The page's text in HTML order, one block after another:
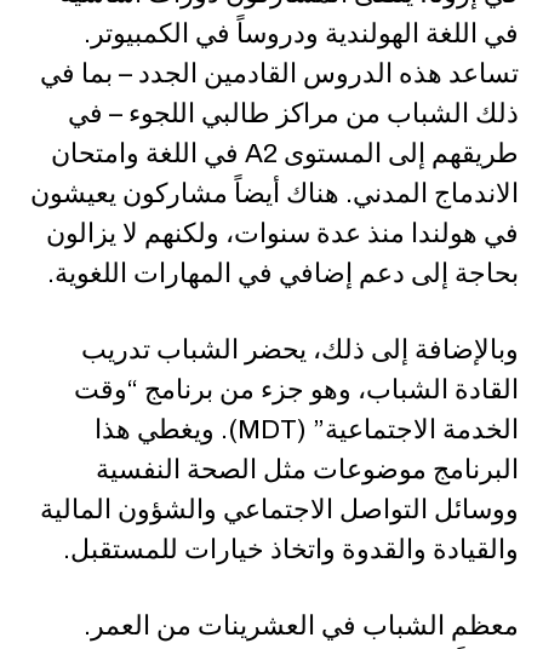
في اللغة الهولندية ودروساً في الكمبيوتر.
تساعد هذه الدروس القادمين الجدد – بما في
ذلك الشباب من مراكز طالبي اللجوء – في
طريقهم إلى المستوى A2 في اللغة وامتحان
الاندماج المدني. هناك أيضاً مشاركون يعيشون
في هولندا منذ عدة سنوات، ولكنهم لا يزالون
بحاجة إلى دعم إضافي في المهارات اللغوية.
وبالإضافة إلى ذلك، يحضر الشباب تدريب
القادة الشباب، وهو جزء من برنامج “وقت
الخدمة الاجتماعية” (MDT). ويغطي هذا
البرنامج موضوعات مثل الصحة النفسية
ووسائل التواصل الاجتماعي والشؤون المالية
والقيادة والقدوة واتخاذ خيارات للمستقبل.
معظم الشباب في العشرينات من العمر.